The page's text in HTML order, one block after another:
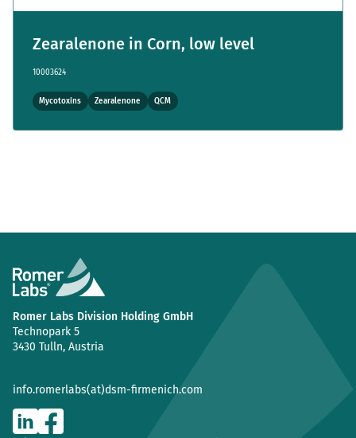
Zearalenone in Corn, low level
10003624
Mycotoxins Zearalenone QCM
Romer Labs Division Holding GmbH
Technopark 5
3430 Tulln, Austria
info.romerlabs(at)dsm-firmenich.com